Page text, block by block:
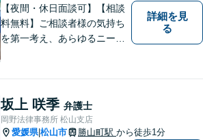
【夜間・休日面談可】【相談
料無料】ご相談者様の気持ち
を第一考え、あらゆるニーズ
の問題解決のサポートをさせ
ていただきます。ご相談は無
料ですので、お気軽にご相談
ください。
詳細を見
る
坂上 咲季 弁護士
岡野法律事務所 松山支店
愛媛県|松山市 勝山町駅 から徒歩1分